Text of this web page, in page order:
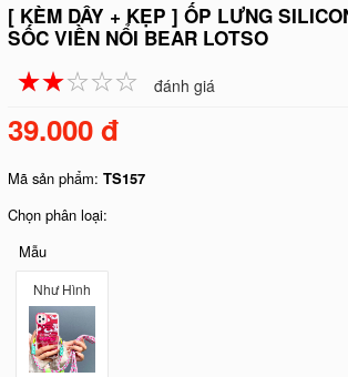
[ KÈM DÂY + KẸP ] ỐP LƯNG
SỐC VIỀN NỔI BEAR LOTSO
☆☆☆☆☆
★★★★★ đánh giá
39.000 đ
Mã sản phẩm:TS157
Chọn phân loại:
Mẫu
Như Hình